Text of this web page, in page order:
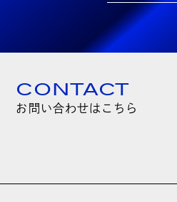
CONTACT
お問い合わせはこちら